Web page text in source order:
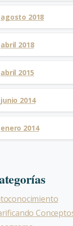
agosto 2018
abril 2018
abril 2015
junio 2014
enero 2014